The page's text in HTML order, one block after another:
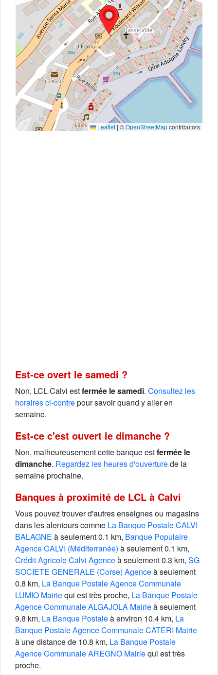
Leaflet | ©OpenStreetMapcontributors
Est-ce overt le samedi ?
Non, LCL Calvi estfermée le samedi. Consultez les
horaires ci-contrepour savoir quand y aller en
semaine.
Est-ce c'est ouvert le dimanche ?
Non, malheureusement cette banque estfermée le
dimanche. Regardez les heures d'ouverturede la
semaine prochaine.
Banques à proximité de LCL à Calvi
Vous pouvez trouver d'autres enseignes ou magasins
dans les alentours comme La Banque Postale CALVI
BALAGNE à seulement 0.1 km, Banque Populaire
Agence CALVI (Méditerranée) à seulement 0.1 km,
Crédit Agricole Calvi Agenceà seulement 0.3 km, SG
SOCIETE GENERALE (Corse) Agenceà seulement
0.8 km, La Banque Postale Agence Communale
LUMIO Mairiequi est très proche, La Banque Postale
Agence Communale ALGAJOLA Mairieà seulement
9.8 km, La Banque Postaleà environ 10.4 km, La
Banque Postale Agence Communale CATERI Mairie
à une distance de 10.8 km, La Banque Postale
Agence Communale AREGNO Mairiequi est très
proche.